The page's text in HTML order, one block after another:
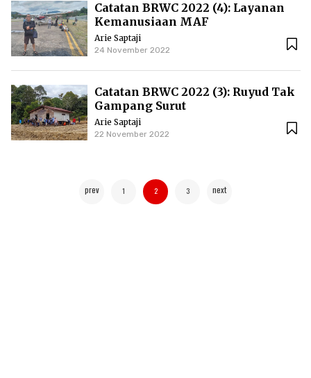
Catatan BRWC 2022 (4): Layanan
Kemanusiaan MAF
Arie Saptaji
24 November 2022
Catatan BRWC 2022 (3): Ruyud Tak
Gampang Surut
Arie Saptaji
22 November 2022
prev 1 2 3 next